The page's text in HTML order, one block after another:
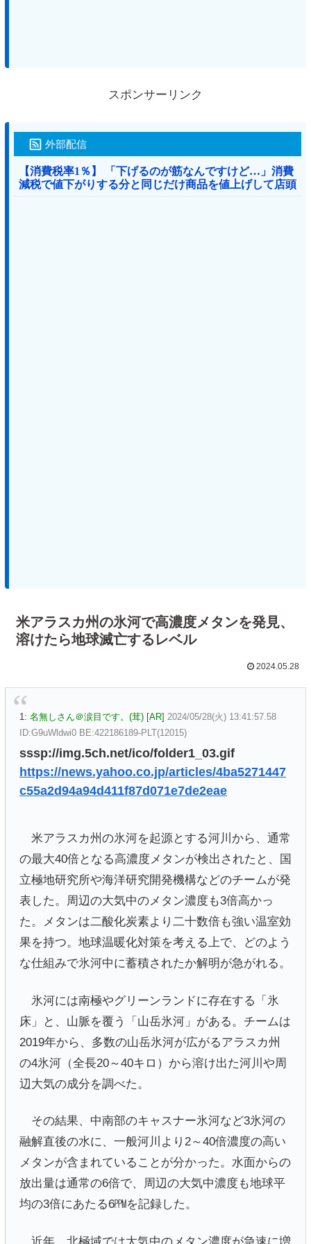
スポンサーリンク
外部配信
【消費税率1％】 「下げるのが筋なんですけど…」消費
減税で値下がりする分と同じだけ商品を値上げして店頭
価格を変えない店も
米アラスカ州の氷河で高濃度メタンを発見、
溶けたら地球滅亡するレベル
2024.05.28
1: 名無しさん＠涙目です。(茸) [AR] 2024/05/28(火) 13:41:57.58
ID:G9uWldwi0 BE:422186189-PLT(12015)
sssp://img.5ch.net/ico/folder1_03.gif
https://news.yahoo.co.jp/articles/4ba5271447
c55a2d94a94d411f87d071e7de2eae
米アラスカ州の氷河を起源とする河川から、通常
の最大40倍となる高濃度メタンが検出されたと、国
立極地研究所や海洋研究開発機構などのチームが発
表した。周辺の大気中のメタン濃度も3倍高かっ
た。メタンは二酸化炭素より二十数倍も強い温室効
果を持つ。地球温暖化対策を考える上で、どのよう
な仕組みで氷河中に蓄積されたか解明が急がれる。
氷河には南極やグリーンランドに存在する「氷
床」と、山脈を覆う「山岳氷河」がある。チームは
2019年から、多数の山岳氷河が広がるアラスカ州
の4氷河（全長20～40キロ）から溶け出た河川や周
辺大気の成分を調べた。
その結果、中南部のキャスナー氷河など3氷河の
融解直後の水に、一般河川より2～40倍濃度の高い
メタンが含まれていることが分かった。水面からの
放出量は通常の6倍で、周辺の大気中濃度も地球平
均の3倍にあたる6㏙を記録した。